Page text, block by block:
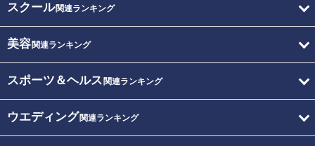
スクール関連ランキング
美容関連ランキング
スポーツ＆ヘルス 関連ランキング
ウエディング関連ランキング